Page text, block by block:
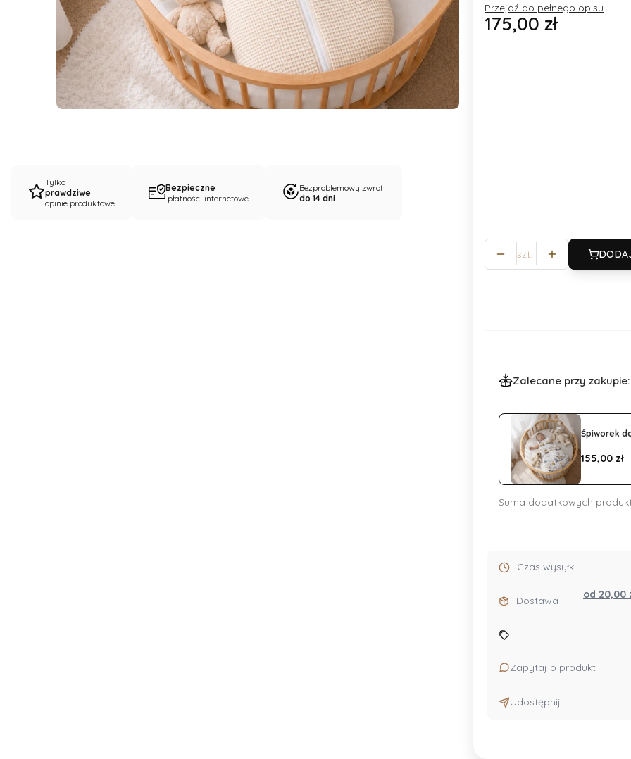
Tylko
prawdziwe
opinie produktowe
Bezpieczne
płatności internetowe
Bezproblemowy zwrot
do 14 dni
Przejdź do pełnego opisu
Cena
175,00 zł
szt.
Zalecane przy zakupie:
Śpiworek
Cena
155,00 zł
Suma dodatkowych
Czas wysyłki:
Dostawa
od 20,00
Zapytaj o produkt
Udostępnij